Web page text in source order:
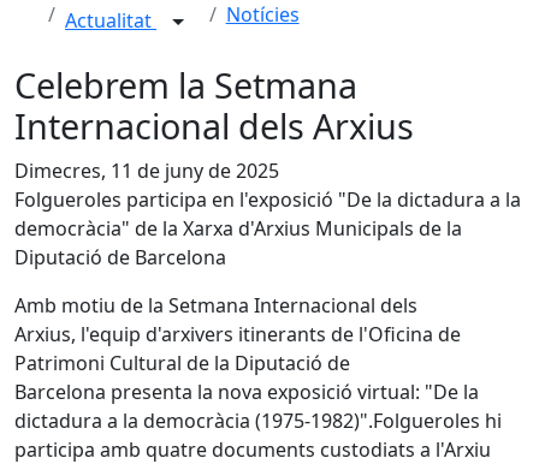
Actualitat Notícies
Celebrem la Setmana
Internacional dels Arxius
Dimecres, 11 de juny de 2025
Folgueroles participa en l'exposició "De la dictadura a la
democràcia" de la Xarxa d'Arxius Municipals de la
Diputació de Barcelona
Amb motiu de la Setmana Internacional dels
Arxius, l'equip d'arxivers itinerants de l'Oficina de
Patrimoni Cultural de la Diputació de
Barcelona presenta la nova exposició virtual: "De la
dictadura a la democràcia (1975-1982)".Folgueroles hi
participa amb quatre documents custodiats a l'Arxiu